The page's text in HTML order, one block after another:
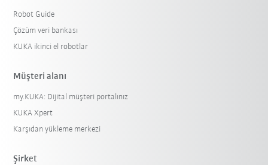
Robot Guide
Çözüm veri bankası
KUKA ikinci el robotlar
Müşteri alanı
my.KUKA: Dijital müşteri portalınız
KUKA Xpert
Karşıdan yükleme merkezi
Şirket